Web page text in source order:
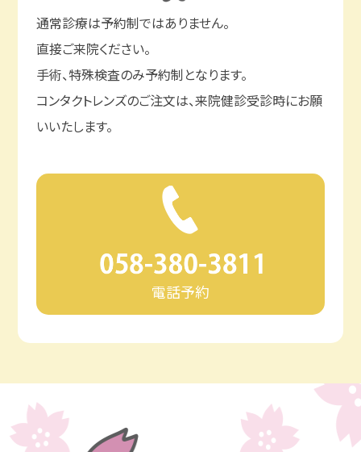
１２月２８日（日）から１月４日（日）はお休みとな
ります。
新年は１月５日（月）から診療開始いたします。
どうぞよろしくお願いいたします。
2025.09.30
プ(2week)のコンタクトレンズ全種類に対して洗
浄液をセットでの購入が可能となりました。
通常診療は予約制ではありません。
直接ご来院ください。
手術、特殊検査のみ予約制となります。
コンタクトレンズのご注文は、来院健診受診時にお願
いいたします。
電話予約